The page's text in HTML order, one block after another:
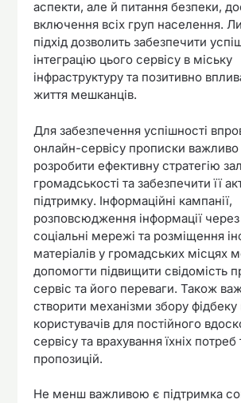
аспекти, але й питання безпеки,
включення всіх груп населення.
підхід дозволить забезпечити
інтеграцію цього сервісу в міську
інфраструктуру та позитивно
життя мешканців.
Для забезпечення успішності
онлайн-сервісу прописки
розробити ефективну стратегію
громадськості та забезпечити її
підтримку. Інформаційні кампанії,
розповсюдження інформації через
соціальні мережі та розміщення
матеріалів у громадських місцях
допомогти підвищити свідомість
сервіс та його переваги. Також
створити механізми збору фідбеку
користувачів для постійного
сервісу та врахування їхніх потреб
пропозицій.
Не менш важливою є підтримка